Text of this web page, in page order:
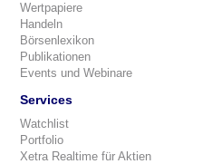
Wertpapiere
Handeln
Börsenlexikon
Publikationen
Events und Webinare
Services
Watchlist
Portfolio
Xetra Realtime für Aktien